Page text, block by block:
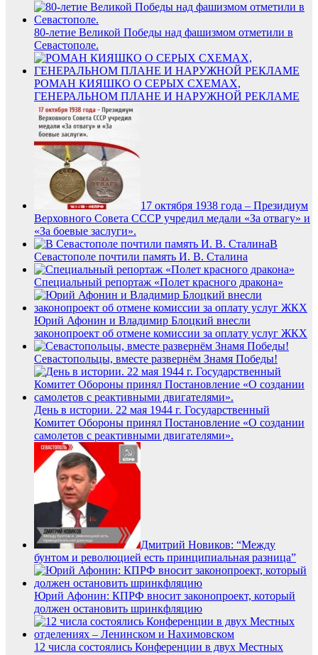
80-летие Великой Победы над фашизмом отметили в
Севастополе.
РОМАН КИЯШКО О СЕРЫХ СХЕМАХ,
ГЕНЕРАЛЬНОМ ПЛАНЕ И НАРУЖНОЙ РЕКЛАМЕ
17 октября 1938 года – Президиум
Верховного Совета СССР учредил медали «За отвагу» и
«За боевые заслуги».
В
Севастополе почтили память И. В. Сталина
Специальный репортаж «Полет красного дракона»
Юрий Афонин и Владимир Блоцкий внеcли
законопроект об отмене комиссии за оплату услуг ЖКХ
Севастопольцы, вместе развернём Знамя Победы!
День в истории. 22 мая 1944 г. Государственный
Комитет Обороны принял Постановление «О создании
самолетов с реактивными двигателями».
Дмитрий Новиков: “Между
бунтом и революцией есть принципиальная разница”
Юрий Афонин: КПРФ вносит законопроект, который
должен остановить шринкфляцию
12 числа состоялись Конференции в двух Местных